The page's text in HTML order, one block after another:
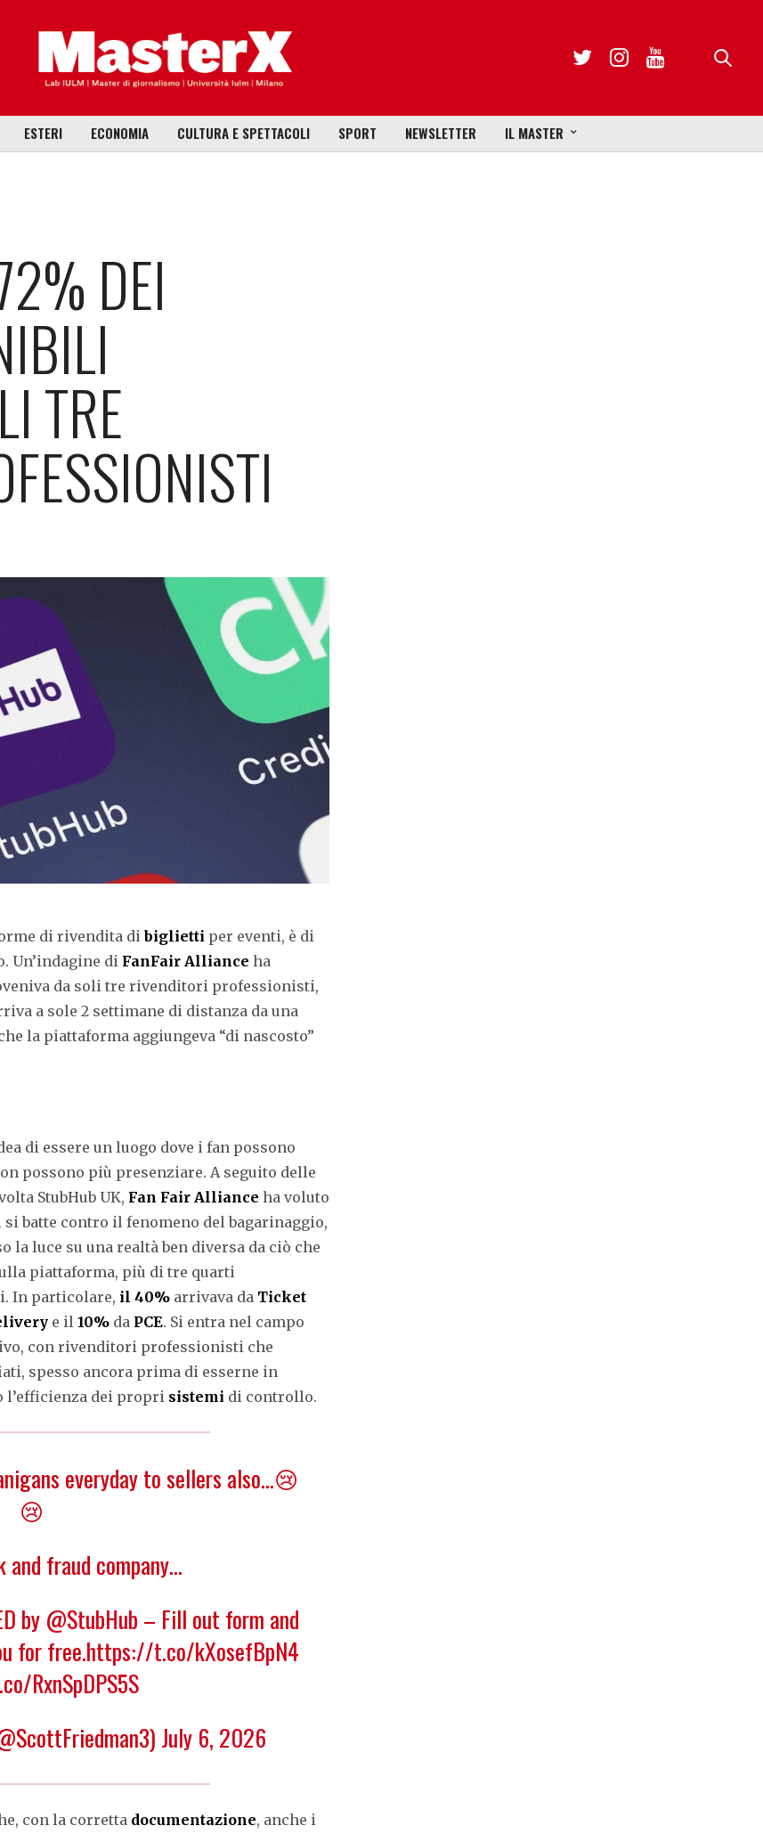
ESTERI ECONOMIA CULTURA E SPETTACOLI SPORT NEWSLETTER IL MASTER
DEI
TRE
di rivendita dibiglietti per eventi, è di
Un’indagine di FanFair Alliance ha
da soli tre rivenditori professionisti,
a sole 2 settimane di distanza da una
la piattaforma aggiungeva “di nascosto”
di essere un luogo dove i fan possono
possono più presenziare. A seguito delle
StubHub UK, Fan Fair Alliance ha voluto
batte contro il fenomeno del bagarinaggio,
la luce su una realtà ben diversa da ciò che
piattaforma, più di tre quarti
In particolare, il 40% arrivava da Ticket
e il 10% da PCE. Si entra nel campo
con rivenditori professionisti che
spesso ancora prima di esserne in
l’efficienza dei propri sistemi di controllo.
everyday to sellers also…😢
😢
and fraud company…
by @StubHub – Fill out form and
for free.https://t.co/kXosefBpN4
RxnSpDPS5S
July 6, 2026
con la corretta documentazione, anche i